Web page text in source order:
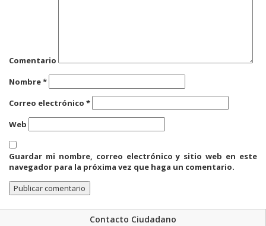
Comentario
Nombre*
Correo electrónico *
Web
Guardar mi nombre, correo electrónico y sitio web en este
navegador para la próxima vez que haga un comentario.
Contacto Ciudadano